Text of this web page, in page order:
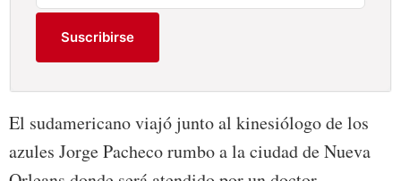
Suscribirse
El sudamericano viajó junto al kinesiólogo de los
azules Jorge Pacheco rumbo a la ciudad de Nueva